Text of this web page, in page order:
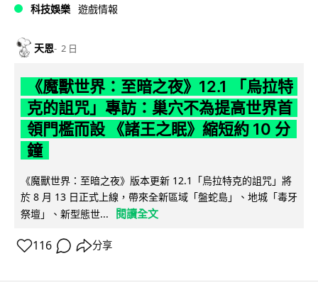
科技娛樂 遊戲情報
天恩 2 日
《魔獸世界：至暗之夜》12.1 「烏拉特
克的詛咒」專訪：巢穴不為提高世界首
領門檻而設 《諸王之眠》縮短約 10 分
鐘
《魔獸世界：至暗之夜》版本更新 12.1「烏拉特克的詛咒」將
於 8 月 13 日正式上線，帶來全新區域「盤蛇島」、地城「毒牙
祭壇」、新型態世...
閱讀全文
116 分享